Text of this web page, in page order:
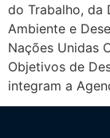
do Trabalho, da
Ambiente e
Nações Unidas
Objetivos de
integram a